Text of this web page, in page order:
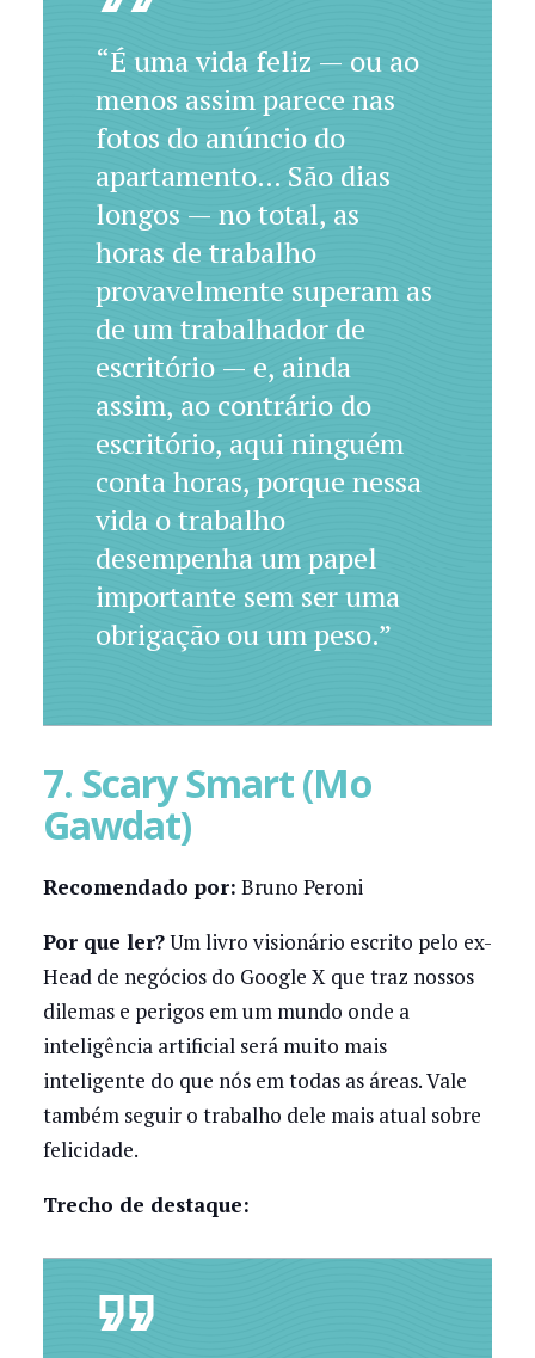
“É uma vida feliz — ou ao
menos assim parece nas
fotos do anúncio do
apartamento… São dias
longos — no total, as
horas de trabalho
provavelmente superam as
de um trabalhador de
escritório — e, ainda
assim, ao contrário do
escritório, aqui ninguém
conta horas, porque nessa
vida o trabalho
desempenha um papel
importante sem ser uma
obrigação ou um peso.”
7. Scary Smart (Mo
Gawdat)
Recomendado por: Bruno Peroni
Por que ler?Um livro visionário escrito pelo ex-
Head de negócios do Google X que traz nossos
dilemas e perigos em um mundo onde a
inteligência artificial será muito mais
inteligente do que nós em todas as áreas. Vale
também seguir o trabalho dele mais atual sobre
felicidade.
Trecho de destaque: